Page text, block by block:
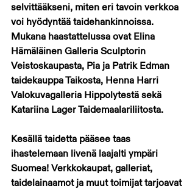
selvittääkseni, miten eri tavoin verkkoa
voi hyödyntää taidehankinnoissa.
Mukana haastattelussa ovat Elina
Hämäläinen Galleria Sculptorin
Veistoskaupasta, Pia ja Patrik Edman
taidekauppa Taikosta, Henna Harri
Valokuvagalleria Hippolytestä sekä
Katariina Lager Taidemaalariliitosta.
Kesällä taidetta pääsee taas
ihastelemaan livenä laajalti ympäri
Suomea! Verkkokaupat, galleriat,
taidelainaamot ja muut toimijat tarjoavat